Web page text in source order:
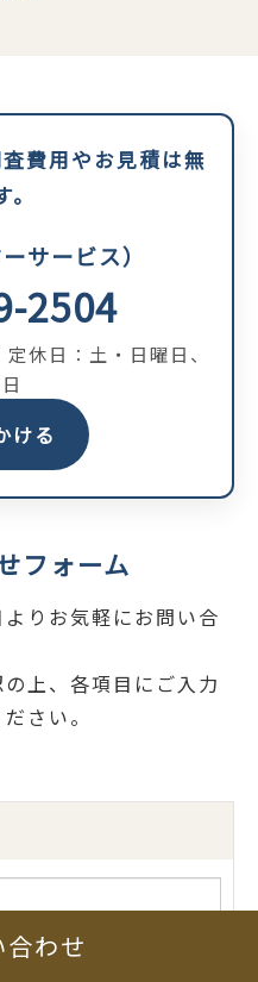
合わせ
費用やお見積は無
サービス）
2504
休日：土・日曜日、
ける
フォーム
りお気軽にお問い合
上、各項目にご入力
さい。